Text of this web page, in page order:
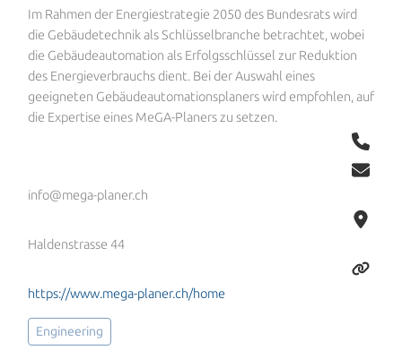
Im Rahmen der Energiestrategie 2050 des Bundesrats wird
die Gebäudetechnik als Schlüsselbranche betrachtet, wobei
die Gebäudeautomation als Erfolgsschlüssel zur Reduktion
des Energieverbrauchs dient. Bei der Auswahl eines
geeigneten Gebäudeautomationsplaners wird empfohlen, auf
die Expertise eines MeGA-Planers zu setzen.
info@mega-planer.ch
Haldenstrasse 44
https://www.mega-planer.ch/home
Engineering